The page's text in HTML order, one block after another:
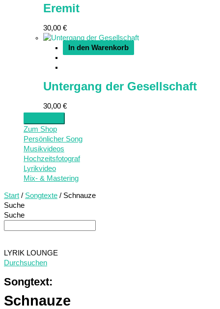
Eremit
30,00 €
In den Warenkorb
Untergang der Gesellschaft
30,00 €
Zum Shop
Persönlicher Song
Musikvideos
Hochzeitsfotograf
Lyrikvideo
Mix- & Mastering
Start / Songtexte / Schnauze
Suche
Suche
LYRIK LOUNGE
Durchsuchen
Songtext:
Schnauze